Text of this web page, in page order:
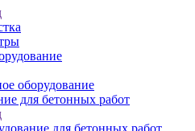
оборудование
для бетонных работ
для бетонных работ